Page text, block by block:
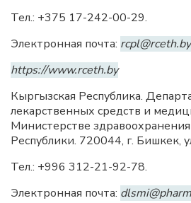
Тел.: +375 17-242-00-29.
Электронная почта: rcpl@rceth.by
https://www.rceth.by
Кыргызская Республика.
лекарственных средств и
Министерстве
Республики. 720044, г. Бишкек,
Тел.: +996 312-21-92-78.
Электронная почта: